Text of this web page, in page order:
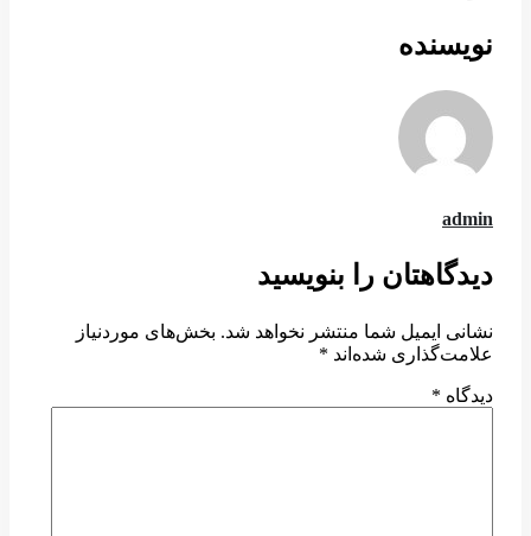
نویسنده
admin
دیدگاهتان را بنویسید
نشانی ایمیل شما منتشر نخواهد شد. بخش‌های موردنیاز
علامت‌گذاری شده‌اند *
دیدگاه *